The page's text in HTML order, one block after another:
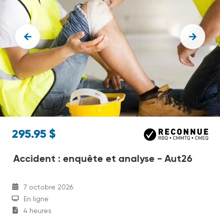
295.95 $
Accident : enquête et analyse - Aut26
7 octobre 2026
En ligne
4 heures